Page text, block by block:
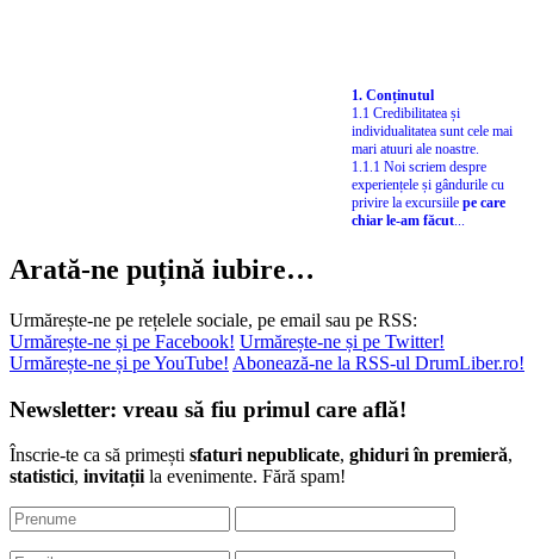
1. Conținutul
1.1 Credibilitatea și
individualitatea sunt cele mai
mari atuuri ale noastre.
1.1.1 Noi scriem despre
experiențele și gândurile cu
privire la excursiile pe care
chiar le-am făcut...
Arată-ne puțină iubire…
Urmărește-ne pe rețelele sociale, pe email sau pe RSS:
Urmărește-ne și pe Facebook! Urmărește-ne și pe Twitter!
Urmărește-ne și pe YouTube! Abonează-ne la RSS-ul DrumLiber.ro!
Newsletter: vreau să fiu primul care află!
Înscrie-te ca să primești sfaturi nepublicate, ghiduri în premieră,
statistici, invitații la evenimente. Fără spam!